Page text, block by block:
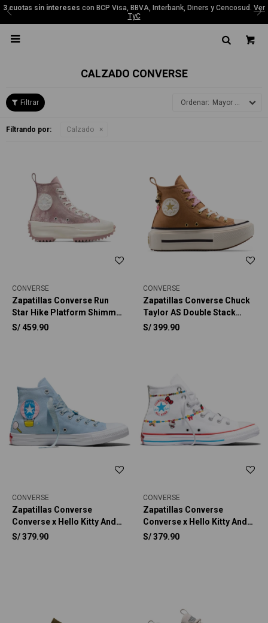
3 cuotas sin intereses con BCP Visa, BBVA, Interbank, Diners y Cencosud. Ver
TyC

CALZADO CONVERSE
Mayor precio
Filtrando por: Calzado
CONVERSE
Zapatillas Converse Run
Star Hike Platform Shimmer
Mujer
S/ 459.90
CONVERSE
Zapatillas Converse Chuck
Taylor AS Double Stack
Platform Charms Unisex
S/399.90
CONVERSE
Zapatillas Converse
Converse x Hello Kitty And
Friends Chuck Taylor All
S/379.90
CONVERSE
Zapatillas Converse
Converse x Hello Kitty And
Friends Chuck Taylor All
S/379.90